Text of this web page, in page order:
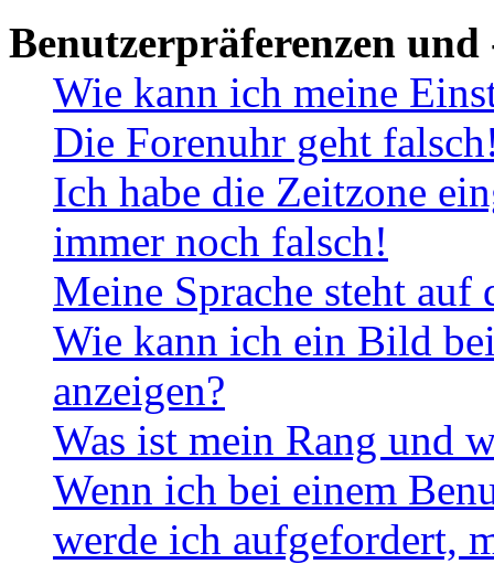
Benutzerpräferenzen und
Wie kann ich meine
Die Forenuhr geht
Ich habe die Zeitzone
immer noch falsch!
Meine Sprache steht
Wie kann ich ein Bild
anzeigen?
Was ist mein Rang und
Wenn ich bei einem
werde ich aufgefordert,